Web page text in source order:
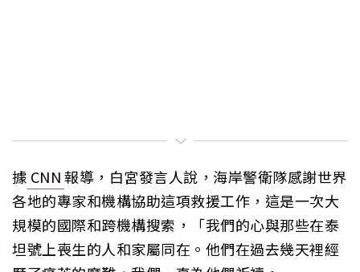
據 CNN報導，白宮發言人說，海岸警衛隊感謝世界
各地的專家和機構協助這項救援工作，這是一次大
規模的國際和跨機構搜索，「我們的心與那些在泰
坦號上喪生的人和家屬同在。他們在過去幾天裡經